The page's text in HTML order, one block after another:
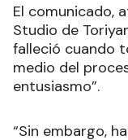
El comunicado,
Studio de
falleció cuando
medio del
entusiasmo”.
“Sin embargo,